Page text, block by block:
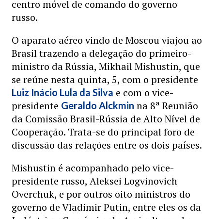
centro móvel de comando do governo
russo.
O aparato aéreo vindo de Moscou viajou ao
Brasil trazendo a delegação do primeiro-
ministro da Rússia, Mikhail Mishustin, que
se reúne nesta quinta, 5, com o presidente
Luiz Inácio Lula da Silva e com o vice-
presidente Geraldo Alckmin na 8ª Reunião
da Comissão Brasil-Rússia de Alto Nível de
Cooperação. Trata-se do principal foro de
discussão das relações entre os dois países.
Mishustin é acompanhado pelo vice-
presidente russo, Aleksei Logvinovich
Overchuk, e por outros oito ministros do
governo de Vladimir Putin, entre eles os da